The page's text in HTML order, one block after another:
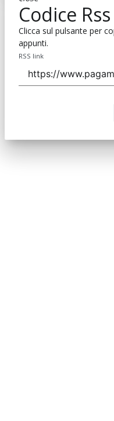
Codice Rss
Clicca sul pulsante per
appunti.
RSS link